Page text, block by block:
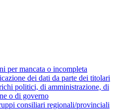
per mancata o incompleta
dei dati da parte dei titolari
politici, di amministrazione, di
o di governo
consiliari regionali/provinciali